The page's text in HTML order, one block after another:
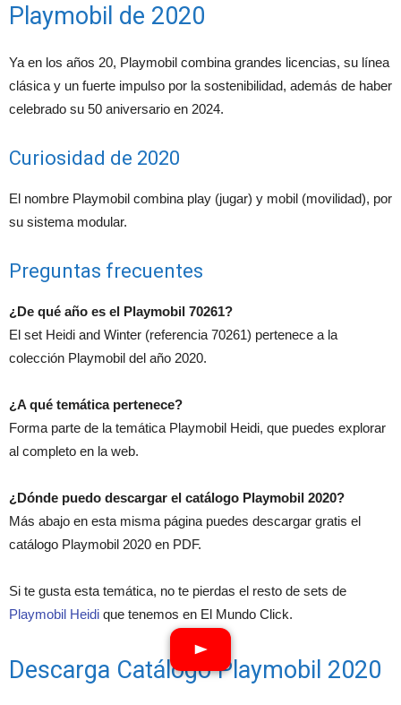
Playmobil de 2020
Ya en los años 20, Playmobil combina grandes licencias, su línea
clásica y un fuerte impulso por la sostenibilidad, además de haber
celebrado su 50 aniversario en 2024.
Curiosidad de 2020
El nombre Playmobil combina play (jugar) y mobil (movilidad), por
su sistema modular.
Preguntas frecuentes
¿De qué año es el Playmobil 70261?
El set Heidi and Winter (referencia 70261) pertenece a la
colección Playmobil del año 2020.
¿A qué temática pertenece?
Forma parte de la temática Playmobil Heidi, que puedes explorar
al completo en la web.
¿Dónde puedo descargar el catálogo Playmobil 2020?
Más abajo en esta misma página puedes descargar gratis el
catálogo Playmobil 2020 en PDF.
Si te gusta esta temática, no te pierdas el resto de sets de
Playmobil Heidi que tenemos en El Mundo Click.
Descarga Catálogo Playmobil 2020